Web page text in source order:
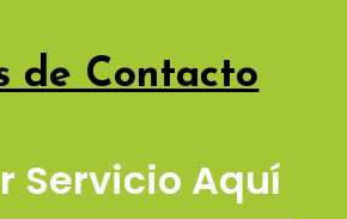
de Contacto
Servicio Aquí